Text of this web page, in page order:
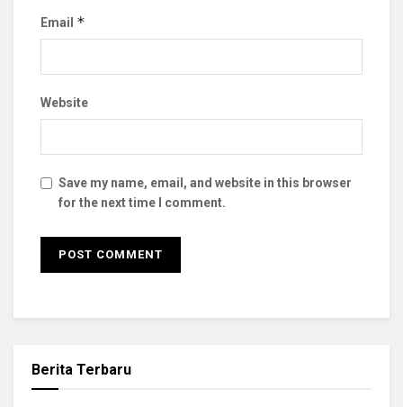
Email *
Website
Save my name, email, and website in this browser
for the next time I comment.
Berita Terbaru